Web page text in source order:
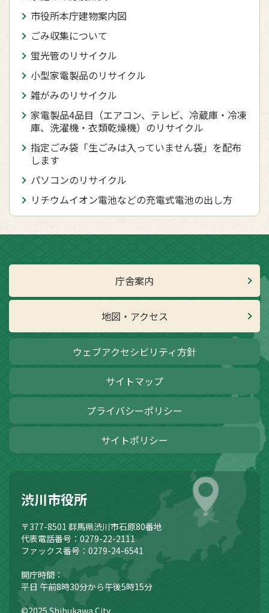
市役所本庁建物案内図
ごみ収集について
蛍光管のリサイクル
小型家電製品のリサイクル
雑がみのリサイクル
家電製品4品目（エアコン、テレビ、冷蔵庫・冷凍
庫、洗濯機・衣類乾燥機）のリサイクル
指定ごみ袋「生ごみは入っていません袋」を配布
します
パソコンのリサイクル
リチウムイオン電池などの充電式電池の出し方
庁舎案内
地図・アクセス
ウェブアクセシビリティ方針
サイトマップ
プライバシーポリシー
サイトポリシー
渋川市役所
〒377-8501 群馬県渋川市石原80番地
代表電話番号：0279-22-2111
ファックス番号：0279-24-6541
開庁時間：
平日 午前8時30分から午後5時15分
©2025 Shibukawa City.